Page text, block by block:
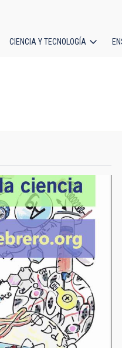
CIENCIA Y TECNOLOGÍA